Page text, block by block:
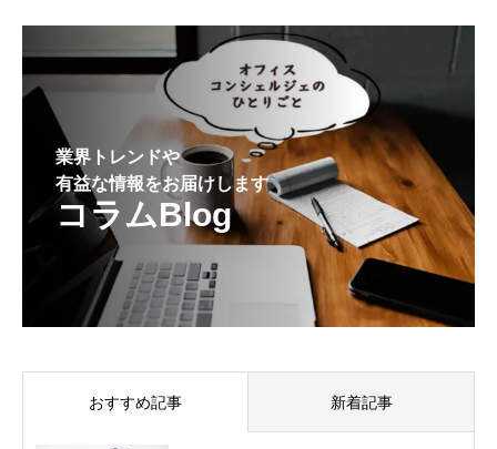
業界トレンドや
有益な情報をお届けします
コラムBlog
おすすめ記事 新着記事